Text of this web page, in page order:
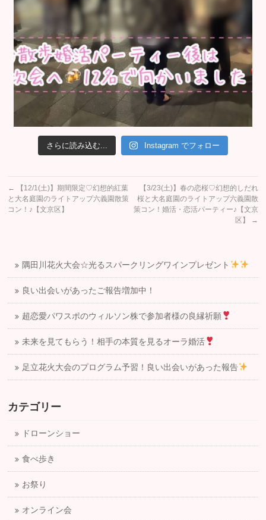
さらに読み込む... Instagram でフォロー
←
【12/1(土)】期間限定♡幻想的紅葉
と大名庭園のライトアップ六義園散策
コン！♪【文京区】
【3/23(土)】春の恋桜♡幻想的しだれ
桜と大名庭園のライトアップ六義園散
策コン！婚活・恋活パーティー♪【文京
区】
→
隅田川花火大会☆光るスパークリングワインプレゼント
良い出会いがあったご報告増加中！
超恋愛パワスポのウィルソン株で参加者様の良縁祈願
未来を見てもらう！相手の本質を見るオーラ婚活
足立花火大会のプログラム予習！良い出会いがあった報告
カテゴリー
ドローンショー
食べ歩き
お祭り
オンライン会